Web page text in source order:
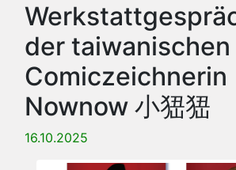
der taiwanischen
Comiczeichnerin
Nownow 小峱峱
16.10.2025